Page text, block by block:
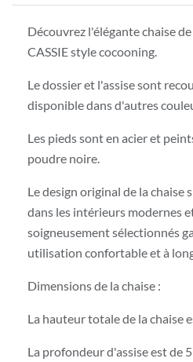
Découvrez l'élégante chaise
CASSIE style cocooning.
Le dossier et l'assise sont
disponible dans d'autres
Les pieds sont en acier et
poudre noire.
Le design original de la
dans les intérieurs modernes
soigneusement sélectionnés
utilisation confortable et à
Dimensions de la chaise :
La hauteur totale de la chaise
La profondeur d'assise est de